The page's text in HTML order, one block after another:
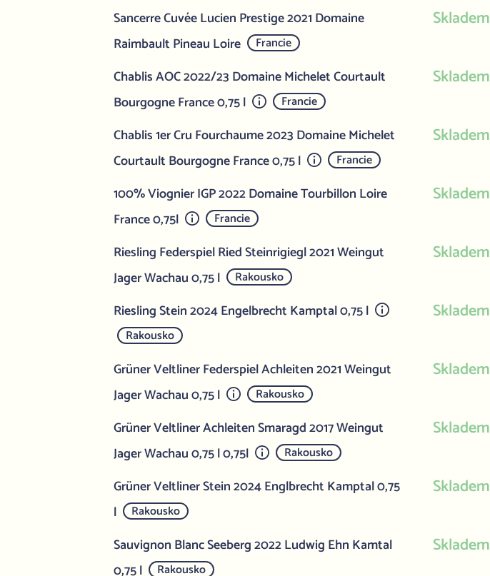
Sancerre Cuvée Lucien Prestige 2021 Domaine
Raimbault Pineau Loire
Francie
Skladem
Chablis AOC 2022/23 Domaine Michelet Courtault
Bourgogne France 0,75 l
Francie
Skladem
Chablis 1er Cru Fourchaume 2023 Domaine Michelet
Courtault Bourgogne France 0,75 l
Francie
Skladem
100% Viognier IGP 2022 Domaine Tourbillon Loire
France 0,75l
Francie
Skladem
Riesling Federspiel Ried Steinrigiegl 2021 Weingut
Jager Wachau 0,75 l
Rakousko
Skladem
Riesling Stein 2024 Engelbrecht Kamptal 0,75 l
Rakousko
Skladem
Grüner Veltliner Federspiel Achleiten 2021 Weingut
Jager Wachau 0,75 l
Rakousko
Skladem
Grüner Veltliner Achleiten Smaragd 2017 Weingut
Jager Wachau 0,75 l 0,75l
Rakousko
Skladem
Grüner Veltliner Stein 2024 Englbrecht Kamptal 0,75
l
Rakousko
Skladem
Sauvignon Blanc Seeberg 2022 Ludwig Ehn Kamtal
0,75 l
Rakousko
Skladem